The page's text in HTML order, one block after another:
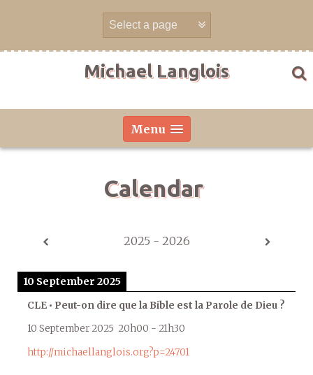
Michael Langlois
Menu
Calendar
2025 - 2026
10 September 2025
CLE • Peut-on dire que la Bible est la Parole de Dieu ?
10 September 2025 20h00 - 21h30
http://michaellanglois.org?p=24701